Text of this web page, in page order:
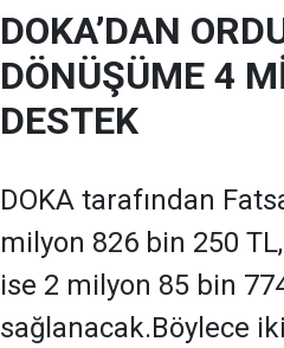
DOKA’DAN
DÖNÜŞÜME 4
DESTEK
DOKA tarafından
milyon 826 bin 250
ise 2 milyon 85 bin
sağlanacak.Böylece